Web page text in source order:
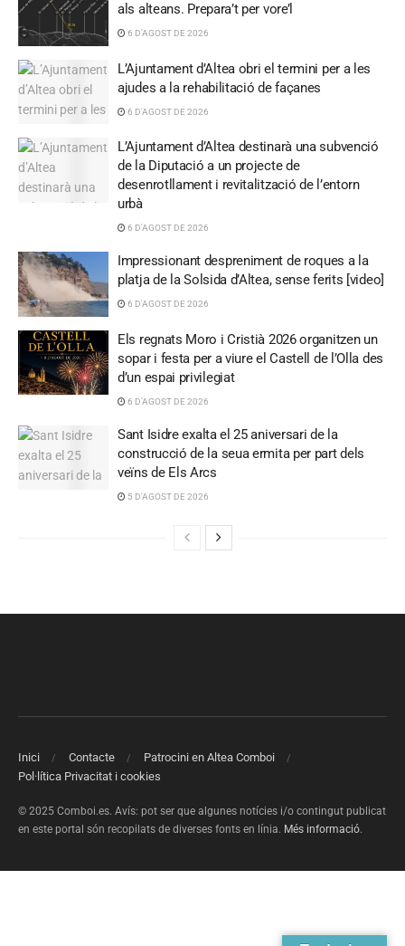
als alteans. Prepara’t per vore’l
6 D'AGOST DE 2026
L’Ajuntament d’Altea obri el termini per a les
ajudes a la rehabilitació de façanes
6 D'AGOST DE 2026
L’Ajuntament d’Altea destinarà una subvenció
de la Diputació a un projecte de
desenrotllament i revitalització de l’entorn
urbà
6 D'AGOST DE 2026
Impressionant despreniment de roques a la
platja de la Solsida d’Altea, sense ferits [video]
6 D'AGOST DE 2026
Els regnats Moro i Cristià 2026 organitzen un
sopar i festa per a viure el Castell de l’Olla des
d’un espai privilegiat
6 D'AGOST DE 2026
Sant Isidre exalta el 25 aniversari de la
construcció de la seua ermita per part dels
veïns de Els Arcs
5 D'AGOST DE 2026
Inici Contacte
Patrocini en Altea Comboi
Pol·lítica Privacitat i cookies
© 2025 Comboi.es. Avís: pot ser que algunes notícies i/o contingut publicat
en este portal són recopilats de diverses fonts en línia. Més informació.